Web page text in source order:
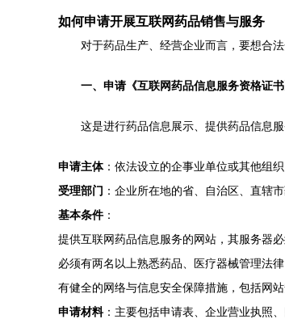
如何申请开展互联网药品销售与服务
对于药品生产、经营企业而言，要想合
一、申请《互联网药品信息服务资格证书
这是进行药品信息展示、提供药品信息服
申请主体：依法设立的企事业单位或其他组织
受理部门 ：企业所在地的省、自治区、直辖
基本条件：
提供互联网药品信息服务的网站，其服务器
必须有两名以上熟悉药品、医疗器械管理法
有健全的网络与信息安全保障措施，包括网
申请材料：主要包括申请表、企业营业执照